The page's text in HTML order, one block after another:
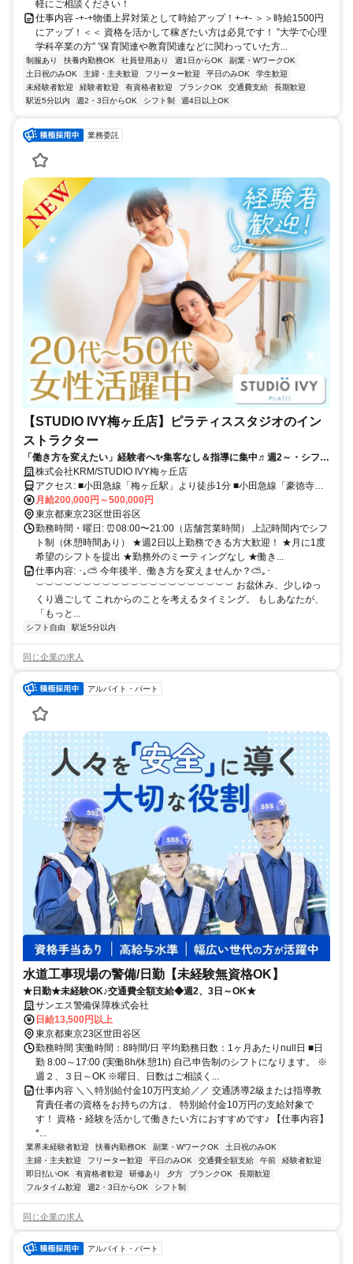
軽にご相談ください！
仕事内容 -+-+物価上昇対策として時給アップ！+-+- ＞＞時給1500円
にアップ！＜＜ 資格を活かして稼ぎたい方は必見です！ ”大学で心理
学科卒業の方” ”保育関連や教育関連などに関わっていた方...
制服あり 扶養内勤務OK 社員登用あり 週1日からOK
副業・WワークOK
土日祝のみOK
主婦・主夫歓迎 フリーター歓迎 平日のみOK
学生歓迎
未経験者歓迎
経験者歓迎 有資格者歓迎 ブランクOK 交通費支給
長期歓迎
駅近5分以内
週2・3日からOK シフト制 週4日以上OK
業務委託
【STUDIO IVY梅ヶ丘店】ピラティススタジオのイン
ストラクター
「働き方を変えたい」経験者へ✨集客なし＆指導に集中♬週2～・シフト
自由！月50万円以上も可能◎
株式会社KRM/STUDIO IVY梅ヶ丘店
アクセス: ■小田急線「梅ヶ丘駅」より徒歩1分 ■小田急線「豪徳寺
駅」より徒歩9分 ■京王井の頭線「東松原駅」より徒歩12分
୨୧･･･････････････････････････････････୨୧ 小田急線沿線で通いやす
い♪ 豪徳寺・経堂・下北沢・成城学園前・新宿 から通勤可能！
月給200,000円～500,000円
東京都東京23区世田谷区
勤務時間・曜日: ⏰08:00〜21:00（店舗営業時間） 上記時間内でシフ
ト制（休憩時間あり） ★週2日以上勤務できる方大歓迎！ ★月に1度
希望のシフトを提出 ★勤務外のミーティングなし ★働き...
仕事内容: ･｡⛅ 今年後半、働き方を変えませんか？⛅｡･
︶︶︶︶︶︶︶︶︶︶︶︶︶︶︶︶︶︶︶︶︶ お盆休み、少しゆっ
くり過ごして これからのことを考えるタイミング。 もしあなたが、
「もっと...
シフト自由 駅近5分以内
同じ企業の求人
アルバイト・パート
水道工事現場の警備/日勤【未経験無資格OK】
★日勤★未経験OK♪交通費全額支給◆週2、3日～OK★
サンエス警備保障株式会社
日給13,500円以上
東京都東京23区世田谷区
勤務時間 実働時間：8時間/日 平均勤務日数：1ヶ月あたりnull日 ■日
勤 8:00～17:00 (実働8h/休憩1h) 自己申告制のシフトになります。 ※
週２、３日～OK ※曜日、日数はご相談く...
仕事内容 ＼＼特別給付金10万円支給／／ 交通誘導2級または指導教
育責任者の資格をお持ちの方は、 特別給付金10万円の支給対象で
す！ 資格・経験を活かして働きたい方におすすめです♪ 【仕事内容】
*...
業界未経験者歓迎 扶養内勤務OK 副業・WワークOK
土日祝のみOK
主婦・主夫歓迎
フリーター歓迎 平日のみOK 交通費全額支給 午前
経験者歓迎
即日払いOK
有資格者歓迎 研修あり 夕方 ブランクOK
長期歓迎
フルタイム歓迎
週2・3日からOK シフト制
同じ企業の求人
アルバイト・パート